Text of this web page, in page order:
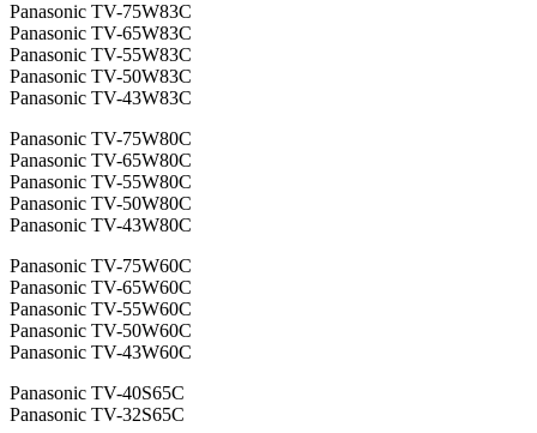
Panasonic TV-75W83C
Panasonic TV-65W83C
Panasonic TV-55W83C
Panasonic TV-50W83C
Panasonic TV-43W83C
Panasonic TV-75W80C
Panasonic TV-65W80C
Panasonic TV-55W80C
Panasonic TV-50W80C
Panasonic TV-43W80C
Panasonic TV-75W60C
Panasonic TV-65W60C
Panasonic TV-55W60C
Panasonic TV-50W60C
Panasonic TV-43W60C
Panasonic TV-40S65C
Panasonic TV-32S65C